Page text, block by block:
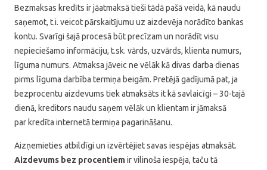
Bezmaksas kredīts ir jāatmaksā tieši tādā pašā veidā, kā naudu
saņemot, t.i. veicot pārskaitījumu uz aizdevēja norādīto bankas
kontu. Svarīgi šajā procesā būt precīzam un norādīt visu
nepieciešamo informāciju, t.sk. vārds, uzvārds, klienta numurs,
līguma numurs. Atmaksa jāveic ne vēlāk kā divas darba dienas
pirms līguma darbība termiņa beigām. Pretējā gadījumā pat, ja
bezprocentu aizdevums tiek atmaksāts it kā savlaicīgi – 30-tajā
dienā, kreditors naudu saņem vēlāk un klientam ir jāmaksā
par kredīta internetā termiņa pagarināšanu.
Aizņemieties atbildīgi un izvērtējiet savas iespējas atmaksāt.
Aizdevums bez procentiemir vilinoša iespēja, taču tā